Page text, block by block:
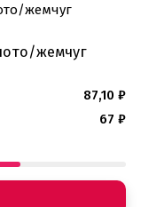
жемчуг
87,10 ₽
67 ₽